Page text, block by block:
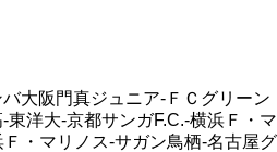
大阪門真ジュニア-ＦＣグリーン
東洋大-京都サンガF.C.-横浜Ｆ・マ
・マリノス-サガン鳥栖-名古屋グ